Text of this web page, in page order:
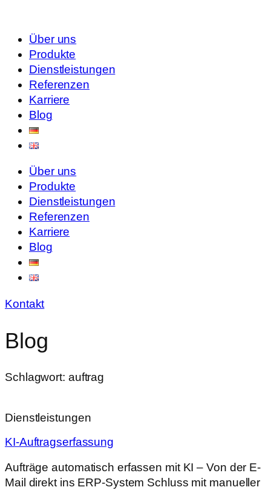
Über uns
Produkte
Dienstleistungen
Referenzen
Karriere
Blog
Über uns
Produkte
Dienstleistungen
Referenzen
Karriere
Blog
Kontakt
Blog
Schlagwort: auftrag
Dienstleistungen
KI-Auftragserfassung
Aufträge automatisch erfassen mit KI – Von der E-
Mail direkt ins ERP-System Schluss mit manueller